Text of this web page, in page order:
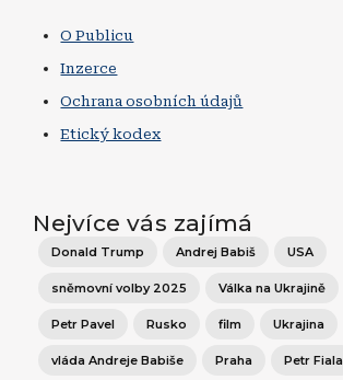
O Publicu
Inzerce
Ochrana osobních údajů
Etický kodex
Nejvíce vás zajímá
Donald Trump Andrej Babiš USA
sněmovní volby 2025 Válka na Ukrajině
Petr Pavel Rusko film Ukrajina
vláda Andreje Babiše Praha Petr Fiala